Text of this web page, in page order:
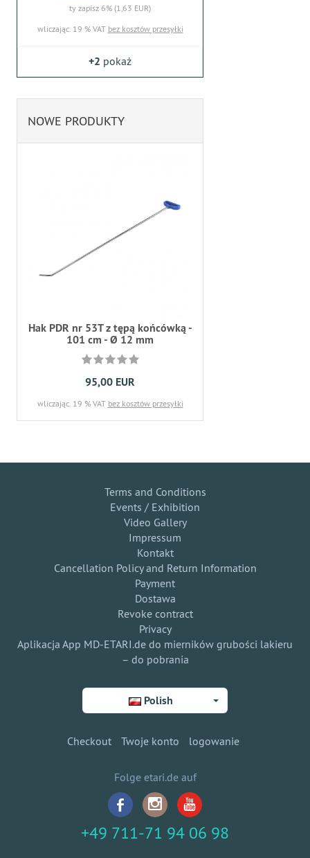
ty zapisz 6% (1,63 EUR)
wliczając. 19 % VAT bez kosztów przesyłki
+2 pokaż
NOWE PRODUKTY
Hak PDR nr 53T z tępą końcówką -
101 cm - Ø 12 mm
95,00 EUR
wliczając. 19 % VAT bez kosztów przesyłki
Terms and Conditions
Events / Exhibition
Video Gallery
Impressum
Kontakt
Cancellation Policy and Return Information
Payment
Dostawa
Revoke contract
Privacy
Aplikacja App MD-ETARI.de do mierników grubości lakieru
– do pobrania
Polish
Checkout Twoje konto logowanie
Folge etari.de auf
+49 711-71 94 06 98